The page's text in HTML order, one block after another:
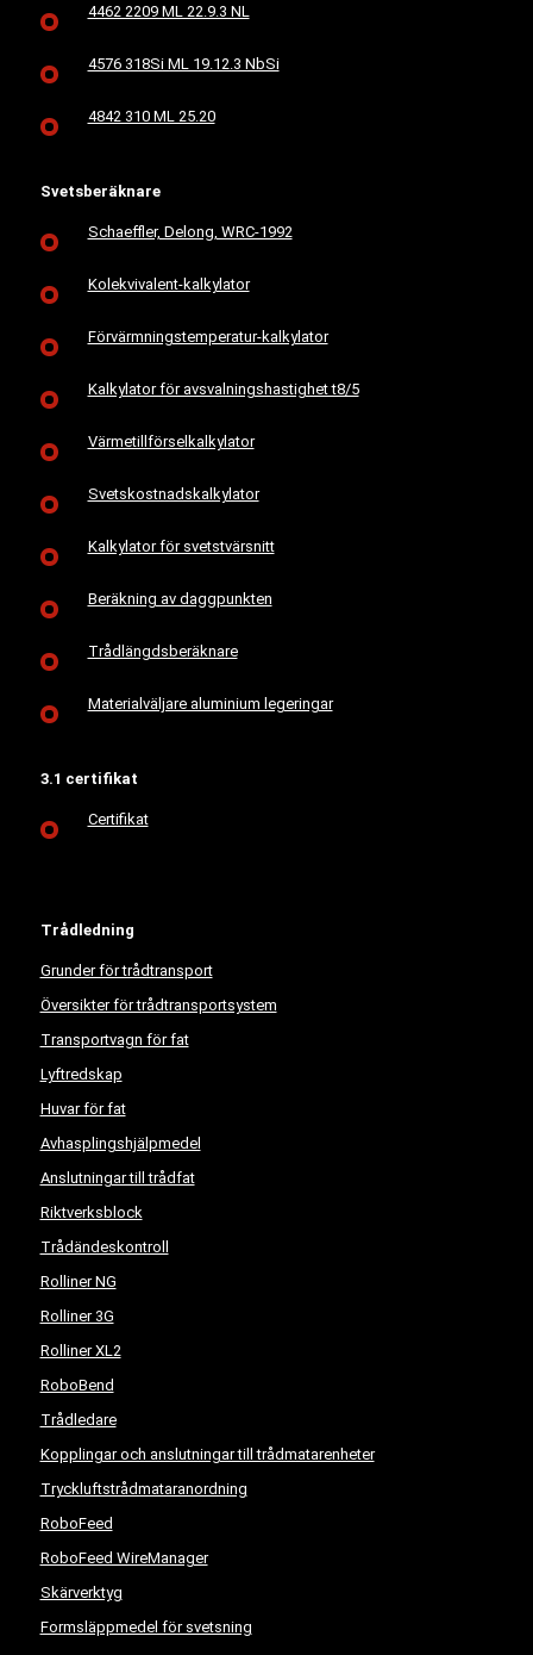
4462 2209 ML 22.9.3 NL
4576 318Si ML 19.12.3 NbSi
4842 310 ML 25.20
Svetsberäknare
Schaeffler, Delong, WRC-1992
Kolekvivalent-kalkylator
Förvärmningstemperatur-kalkylator
Kalkylator för avsvalningshastighet t8/5
Värmetillförselkalkylator
Svetskostnadskalkylator
Kalkylator för svetstvärsnitt
Beräkning av daggpunkten
Trådlängdsberäknare
Materialväljare aluminium legeringar
3.1 certifikat
Certifikat
Trådledning
Grunder för trådtransport
Översikter för trådtransportsystem
Transportvagn för fat
Lyftredskap
Huvar för fat
Avhasplingshjälpmedel
Anslutningar till trådfat
Riktverksblock
Trådändeskontroll
Rolliner NG
Rolliner 3G
Rolliner XL2
RoboBend
Trådledare
Kopplingar och anslutningar till trådmatarenheter
Tryckluftstrådmataranordning
RoboFeed
RoboFeed WireManager
Skärverktyg
Formsläppmedel för svetsning